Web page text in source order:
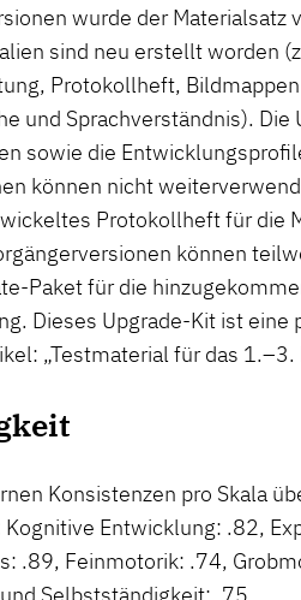
wurde der Materialsatz
sind neu erstellt worden
Protokollheft,
und Sprachverständnis).
sowie die
können nicht
Protokollheft für die
können
Paket für die
Dieses Upgrade-Kit ist eine
„Testmaterial für das
Konsistenzen pro Skala
Entwicklung: .82,
.89, Feinmotorik: .74,